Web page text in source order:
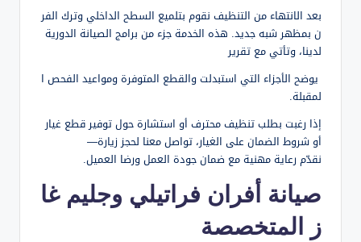
بعد الانتهاء من التنظيف نقوم بتلميع السطح الداخلي وترك الفر
ن بمظهر شبه جديد. هذه الخدمة جزء من برامج الصيانة الدورية
لدينا، وتأتي مع تقرير
يوضح الأجزاء التي استبدلت والقطع المتوفرة ومواعيد الفحص ا
لمقبلة.
إذا رغبت بطلب تنظيف محترف أو استشارة حول توفير قطع غيار
أو شروط الضمان على الغيار، تواصل معنا لحجز زيارة—
نقدّم رعاية مهنية مع ضمان جودة العمل ورضا العميل.
صيانة أفران فراتيلي وجليم غا
ز المتخصصة